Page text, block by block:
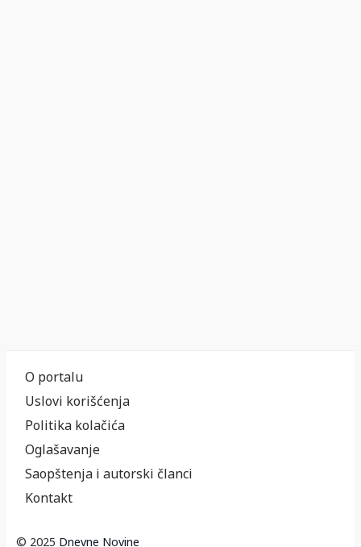
O portalu
Uslovi korišćenja
Politika kolačića
Oglašavanje
Saopštenja i autorski članci
Kontakt
© 2025 Dnevne Novine